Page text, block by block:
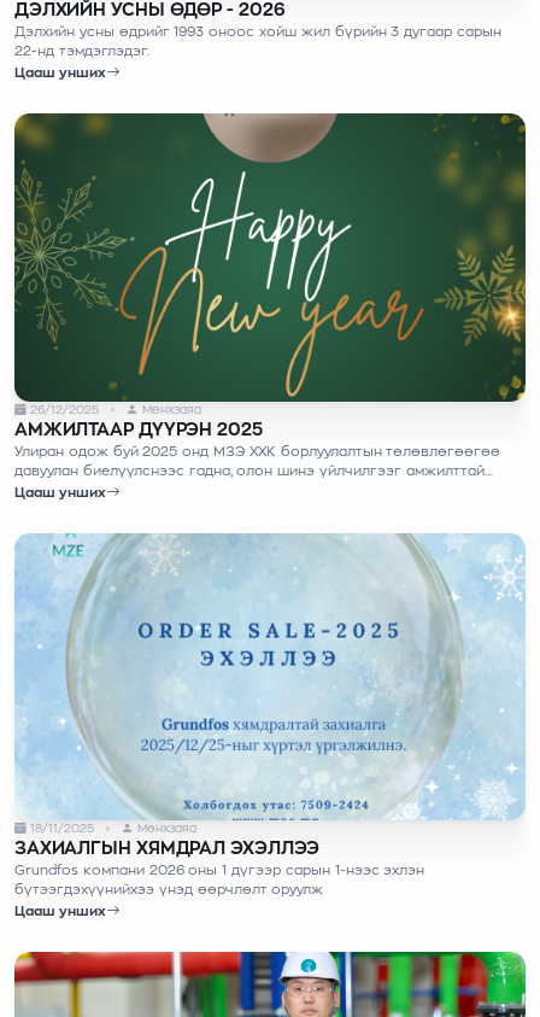
ДЭЛХИЙН УСНЫ ӨДӨР - 2026
Дэлхийн усны өдрийг 1993 оноос хойш жил бүрийн 3 дугаар сарын
22-нд тэмдэглэдэг.
Цааш унших
26/12/2025 Мөнхзаяа
АМЖИЛТААР ДҮҮРЭН 2025
Улиран одож буй 2025 онд МЗЭ ХХК борлуулалтын төлөвлөгөөгөө
давуулан биелүүлснээс гадна, олон шинэ үйлчилгээг амжилттай
нэвтрүүлж үйл ажиллагаагаа өргөжүүлж чадсан өрнүүн амжилттай
Цааш унших
18/11/2025 Мөнхзаяа
ЗАХИАЛГЫН ХЯМДРАЛ ЭХЭЛЛЭЭ
Grundfos компани 2026 оны 1 дүгээр сарын 1-нээс эхлэн
бүтээгдэхүүнийхээ үнэд өөрчлөлт оруулж
Цааш унших